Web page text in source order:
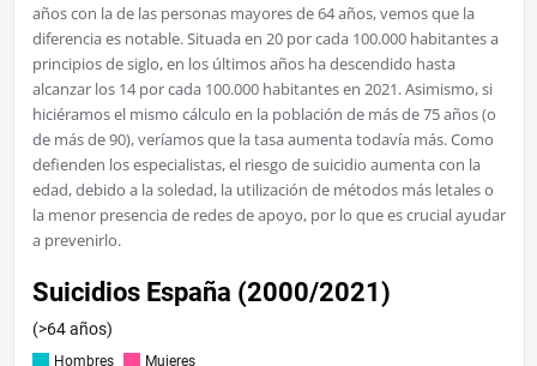
años con la de las personas mayores de 64 años, vemos que la
diferencia es notable. Situada en 20 por cada 100.000 habitantes a
principios de siglo, en los últimos años ha descendido hasta
alcanzar los 14 por cada 100.000 habitantes en 2021. Asimismo, si
hiciéramos el mismo cálculo en la población de más de 75 años (o
de más de 90), veríamos que la tasa aumenta todavía más. Como
defienden los especialistas, el riesgo de suicidio aumenta con la
edad, debido a la soledad, la utilización de métodos más letales o
la menor presencia de redes de apoyo, por lo que es crucial ayudar
a prevenirlo.